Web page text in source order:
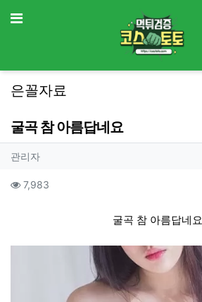
메뉴
은꼴자료
굴곡 참 아름답네요
작성자 정보
관리자작성
컨텐츠 정보
7,983
굴곡 참 아름답네요